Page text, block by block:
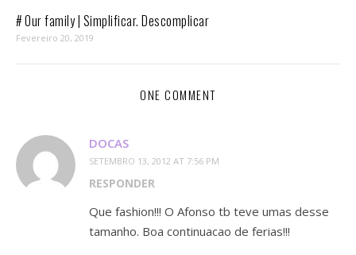
# Our family | Simplificar. Descomplicar
Fevereiro 20, 2019
ONE COMMENT
DOCAS
SETEMBRO 13, 2012 AT 7:56 PM
RESPONDER
Que fashion!!! O Afonso tb teve umas desse
tamanho. Boa continuacao de ferias!!!